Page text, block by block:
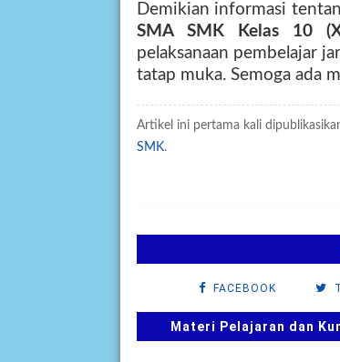
Demikian informasi
SMA SMK Kelas 10
pelaksanaan pembelajar
tatap muka. Semoga ada
Artikel ini pertama kali
SMK.
FACEBOOK
Materi Pelajaran dan